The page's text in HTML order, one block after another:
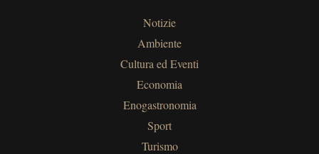
Notizie
Ambiente
Cultura ed Eventi
Economia
Enogastronomia
Sport
Turismo